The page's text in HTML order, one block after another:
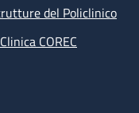
del Policlinico
COREC